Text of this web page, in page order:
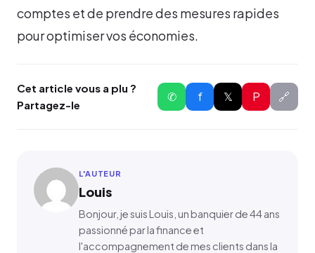
comptes et de prendre des mesures rapides
pour optimiser vos économies.
Cet article vous a plu ?
Partagez-le
✆ f 𝕏 P 🔗
L'AUTEUR
Louis
Bonjour, je suis Louis, un banquier de 44 ans
passionné par la finance et
l'accompagnement de mes clients dans la